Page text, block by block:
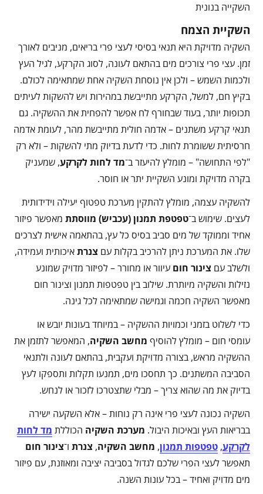
השקייה בנונית
השקיית הצמח
השקיה מדויקת היא תנאי בסיסי לעצי פרי בריאים, מניבים לאורך
זמן. עצי פרי צורכים מים בהתאם לעונה, לסוג הקרקע, לגיל העץ
ולכמות השמש – ולכן אין נוסחת השקיה אחת שמתאימה לכולם.
בקיץ חם, למשל, הקרקע מתייבשת במהירות ויש להשקות לעיתים
תכופות יותר, בעוד שבחורף לח אפשר להפחית את ההשקיה. גם
תנאי קרקע משתנים – אדמה חולית מתייבשת מהר, לעומת אדמה
חרסיתית ששומרת לחות. כדי לדעת בדיוק מתי להשקות – ולא רק
"לפי התחושה" – מומלץ להיעזר ב־מד לחות לקרקע, שמעניק
בקרה מדויקת ומונע השקיית יתר או חוסר.
להשקיה עצמה, מומלץ להתקין מערכת טפטוף יעילה וידידותית
לעצים. שימוש ב־טפטפת תמנון (עכביש) מווסתת מאפשר פיזור
אחיד וממוקד של מים סביב בסיס כל עץ, בהתאמה אישית לצרכים
שלו. את המערכת ניתן להרכיב בקלות עם צנרתאיכותית ועמידה,
ולשלב עם צינור חום עיוור או מחורר – לפיזור מדויק שמונע
נזילות והשקיה מיותרת. שילוב בין טפטפות תמנון וצינור חום
מאפשר השקיה חכמה וגמישה שמתאימה לכל גינה.
כדי לשלוט בזמני וכמויות ההשקיה – במיוחד בעונות יובש או
עומסי חום – מומלץ להוסיף מחשב השקיה, המאפשר לתזמן את
ההשקיה מראש, בצורה מדויקת ועקבית, בהתאם לעונה ולתנאי
הסביבה המשתנים. כך תחסכו מים, תמנעו תקלות ותספקו לעץ
בדיוק את מה שהוא צריך – מבלי שתצטרכו לזכור או לנחש.
השקיה נכונה לעצי פרי אינה רק נוחות – אלא השקעה ישירה
בבריאות העץ ובאיכות היבול. מערכת השקיה הכוללת מד לחות
לקרקע,טפטפות תמנון, מחשב השקיה, צנרת ו־צינור חום
תאפשר לעצי הפרי שלכם לגדול בסביבה יציבה ומאוזנת, עם פיזור
מים מדויק ואחיד – בכל עונות השנה.